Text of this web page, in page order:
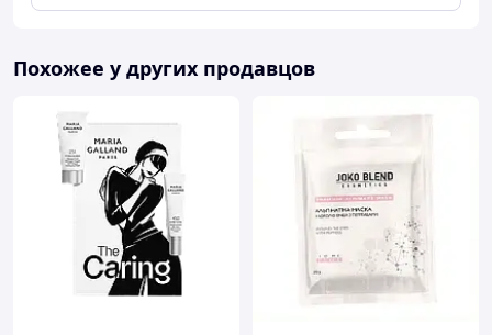
Похожее у других продавцов